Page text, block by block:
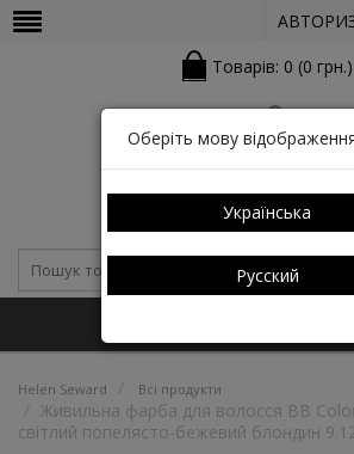
Товарів: 0 (0 грн.)
Helen Seward Всі продукти
Живильна фарба для волосся BB
світлий попелясто-бежевий блондин
Оберіть мову
Українська
Русский